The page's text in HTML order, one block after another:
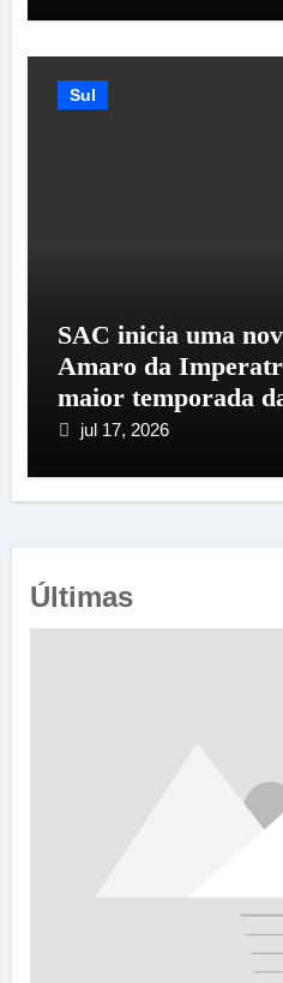
Sul
SAC inicia uma
Amaro da
maior temporada
jul 17, 2026
Últimas